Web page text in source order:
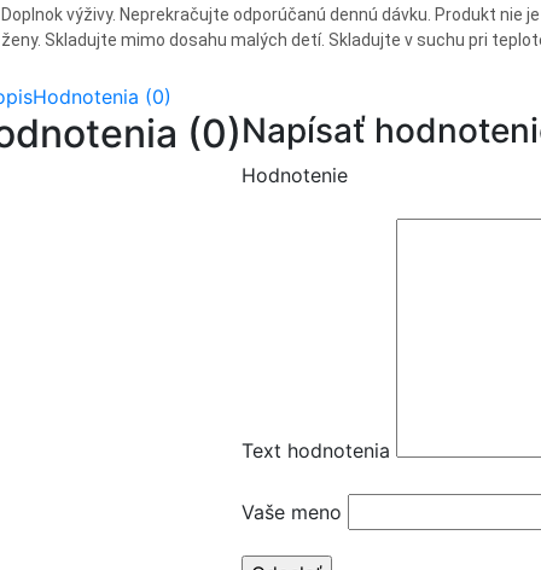
Doplnok výživy. Neprekračujte odporúčanú dennú dávku. Produkt
ženy. Skladujte mimo dosahu malých detí. Skladujte v suchu pri
Hodnotenia (0)
(0)Napísať
Hodnotenie
Text hodnotenia
Vaše meno